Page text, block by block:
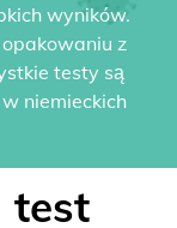
wyników.
z
testy są
niemieckich
test